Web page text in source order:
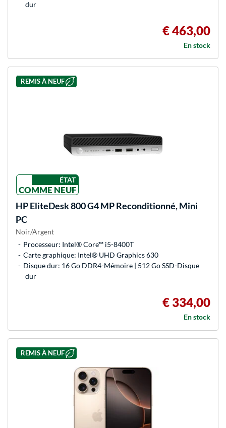
dur
€ 463,00
En stock
REMIS À NEUF
ÉTAT
COMME NEUF
HPEliteDesk 800 G4 MP Reconditionné, Mini
PC
Noir/Argent
Processeur: Intel® Core™ i5-8400T
Carte graphique: Intel® UHD Graphics 630
Disque dur: 16 Go DDR4-Mémoire | 512 Go SSD-Disque
dur
€ 334,00
En stock
REMIS À NEUF